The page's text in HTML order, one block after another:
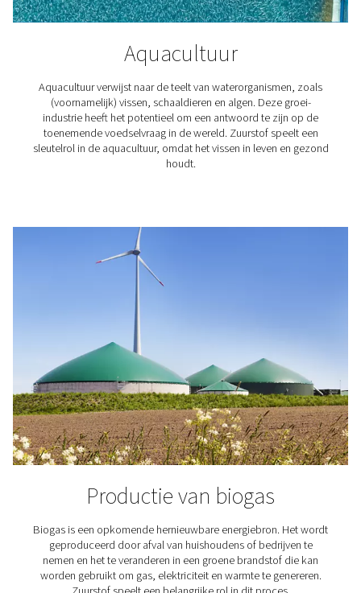
Hoe werkt een
zuurstofgenerator?
De meest voorkomende typen machines die zuurstof
worden PSA-generatoren (Pressure Swing Adsorption)
Gewoonlijk bestaat deze uit twee zeoliet
drukverhoging en scheiden ze de 78% stikstof en
Binnen dit systeem worden de drums gebruikt om een
gasproductie te handhaven en het
minimaliseren. Wanneer stikstof wordt gescheiden,
vaak geregenereerd voor een optimale luchtdruk in
Voor een grotere efficiëntie maakt ons PPOG HE-
variabele luchtstroom mogelijk, afhankelijk van de
Om een snelle zuurstofstroom te garanderen, is er
opslagtank om gas op te vangen voor toekomstige
Al deze apparatuur, inclusief de generator, de
de droger en de leidingen, kan worden gestapeld
minimaal vloeroppervlak. De generatoren van
bedoeld als aanvulling op uw bestaande
Voor welke
zuurstof vereist?